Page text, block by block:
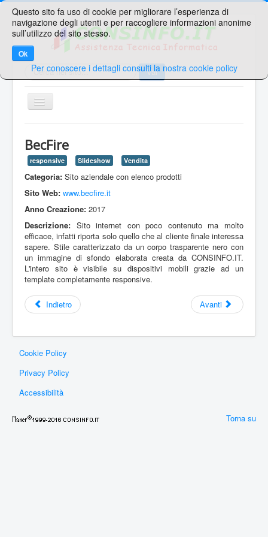
Cerca... Vai
TPL_PROTOSTAR_TOGGLE_MENU
Ricerche Veloci
Web Mail
Area Supporto
Area Clienti
Contatti
Sei qui: Home Web Portfolio BecFire
BecFire
responsive Slideshow Vendita
Categoria: Sito aziendale con elenco prodotti
Sito Web: www.becfire.it
Anno Creazione: 2017
Descrizione: Sito internet con poco contenuto ma molto
efficace, infatti riporta solo quello che al cliente finale interessa
sapere. Stile caratterizzato da un corpo trasparente nero con
un immagine di sfondo elaborata creata da CONSINFO.IT.
L'intero sito è visibile su dispositivi mobili grazie ad un
template completamente responsive.
Indietro Avanti
Cookie Policy
Privacy Policy
Accessibilità
Torna su
Questo sito fa uso di cookie per migliorare l’esperienza di
navigazione degli utenti e per raccogliere informazioni anonime
sull’utilizzo del sito stesso.
Ok
Per conoscere i dettagli consulti la nostra cookie policy